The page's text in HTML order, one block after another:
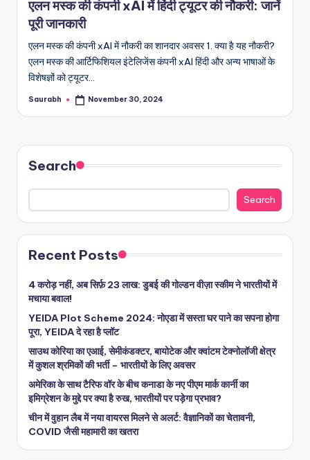
एलन मस्क की कंपनी xAI में हिंदी ट्यूटर की नौकरी: जानें
पूरी जानकारी
एलन मस्क की कंपनी xAI में नौकरी का शानदार अवसर 1. क्या है यह नौकरी?
एलन मस्क की आर्टिफिशियल इंटेलिजेंस कंपनी xAI हिंदी और अन्य भाषाओं के
विशेषज्ञों को ट्यूटर…
Posted
Saurabh November 30, 2024
Search
Search
Recent Posts
4 करोड़ नहीं, अब सिर्फ़ 23 लाख: डुबई की गोल्डन वीज़ा स्कीम ने भारतीयों में
मचाया बवाल!
YEIDA Plot Scheme 2024: नोएडा में सस्ता घर पाने का सपना होगा
पूरा, YEIDA दे रहा है प्लॉट
साउथ कोरिया का एआई, सेमीकंडक्टर, बायोटेक और क्वांटम टेक्नोलॉजी क्षेत्र
में कुशल श्रमिकों की भर्ती – भारतीयों के लिए अवसर
अमेरिका के साथ टैरिफ वॉर के बीच कनाडा के नए पीएम मार्क कार्नी का
इमिग्रेशन के मुद्दे पर क्या है रुख, भारतीयों पर पड़ेगा प्रभाव?
चीन में वुहान लैब में नया वायरस मिलने से अलर्ट: वैज्ञानिकों का चेतावनी,
COVID जैसी महामारी का खतरा